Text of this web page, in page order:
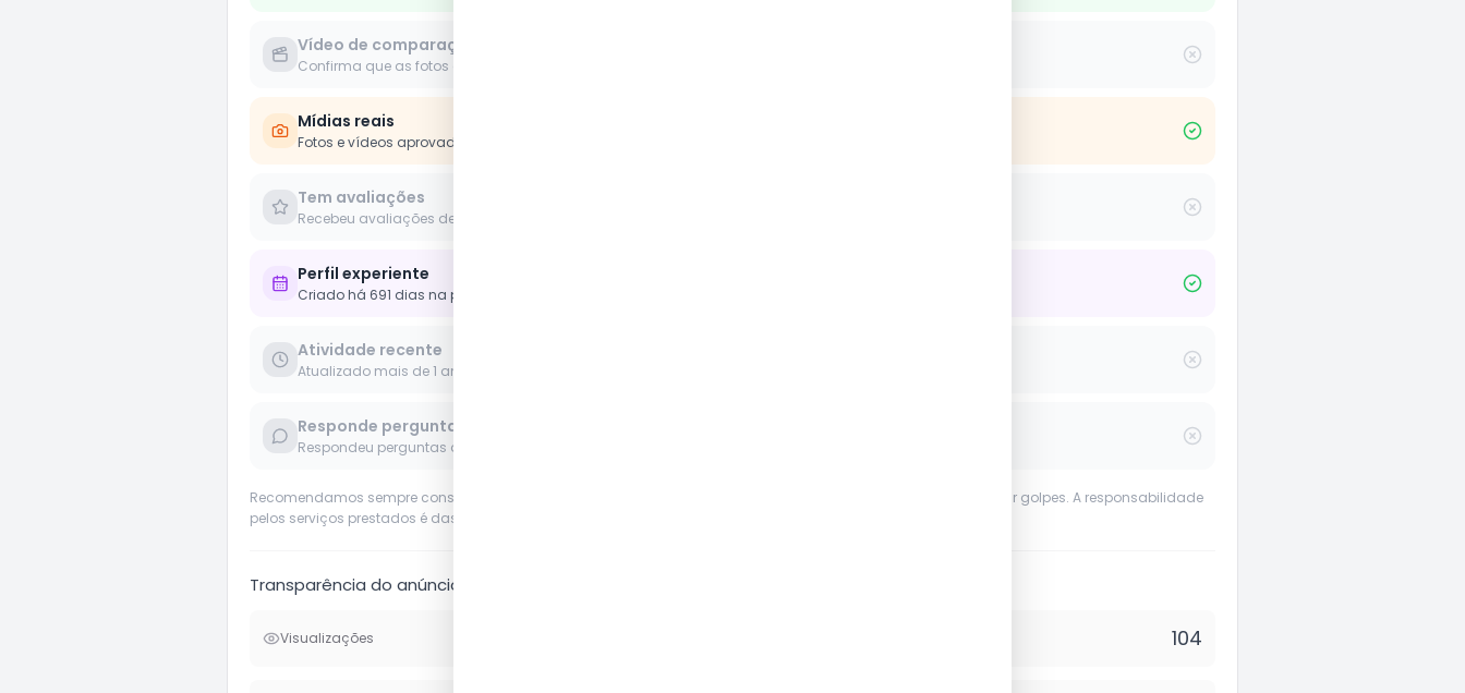
Vídeo de comparação
Confirma que as fotos e vídeos são reais
Mídias reais
Fotos e vídeos aprovados pela moderação
Tem avaliações
Recebeu avaliações de clientes
Perfil experiente
Criado há 691 dias na plataforma
Atividade recente
Atualizado mais de 1 ano
Responde perguntas
Respondeu perguntas de usuários
Recomendamos sempre considerar o vídeo de verificação ao escolher. Evite depósitos antecipados para prevenir golpes. A responsabilidade
pelos serviços prestados é das próprias anunciantes.
Transparência do anúncio
Visualizações 104